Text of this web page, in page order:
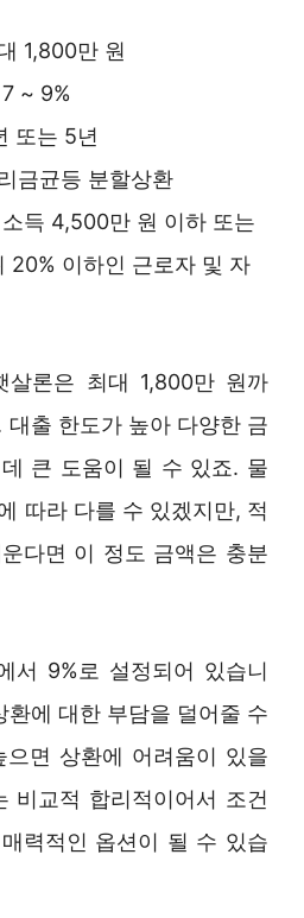
1,800만 원
~ 9%
또는 5년
금균등 분할상환
득 4,500만 원 이하 또는
20% 이하인 근로자 및 자
살론은 최대 1,800만 원까
대출 한도가 높아 다양한 금
큰 도움이 될 수 있죠. 물
따라 다를 수 있겠지만, 적
다면 이 정도 금액은 충분
서 9%로 설정되어 있습니
환에 대한 부담을 덜어줄 수
면 상환에 어려움이 있을
비교적 합리적이어서 조건
력적인 옵션이 될 수 있습